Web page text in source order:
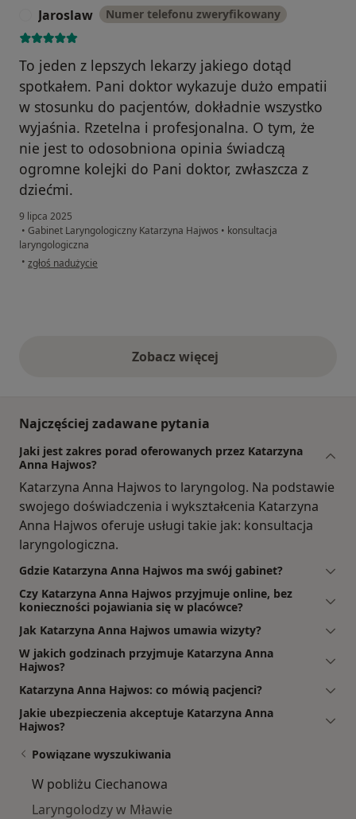
Jaroslaw Numer telefonu zweryfikowany
To jeden z lepszych lekarzy jakiego dotąd
spotkałem. Pani doktor wykazuje dużo empatii
w stosunku do pacjentów, dokładnie wszystko
wyjaśnia. Rzetelna i profesjonalna. O tym, że
nie jest to odosobniona opinia świadczą
ogromne kolejki do Pani doktor, zwłaszcza z
dziećmi.
9 lipca 2025
• Gabinet Laryngologiczny Katarzyna Hajwos • konsultacja
laryngologiczna
• w opinii użytkownika Jaroslaw
zgłoś nadużycie
Zobacz więcejopinie powyżej
Najczęściej zadawane pytania
Jaki jest zakres porad oferowanych przez Katarzyna
Anna Hajwos?
Katarzyna Anna Hajwos to laryngolog. Na podstawie
swojego doświadczenia i wykształcenia Katarzyna
Anna Hajwos oferuje usługi takie jak: konsultacja
laryngologiczna.
Gdzie Katarzyna Anna Hajwos ma swój gabinet?
Czy Katarzyna Anna Hajwos przyjmuje online, bez
konieczności pojawiania się w placówce?
Jak Katarzyna Anna Hajwos umawia wizyty?
W jakich godzinach przyjmuje Katarzyna Anna
Hajwos?
Katarzyna Anna Hajwos: co mówią pacjenci?
Jakie ubezpieczenia akceptuje Katarzyna Anna
Hajwos?
Powiązane wyszukiwania
W pobliżu Ciechanowa
Laryngolodzy w Mławie